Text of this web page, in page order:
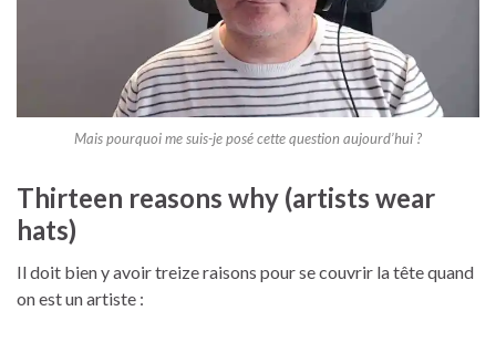
Mais pourquoi me suis-je posé cette question aujourd’hui ?
Thirteen reasons why (artists wear
hats)
Il doit bien y avoir treize raisons pour se couvrir la tête quand
on est un artiste :